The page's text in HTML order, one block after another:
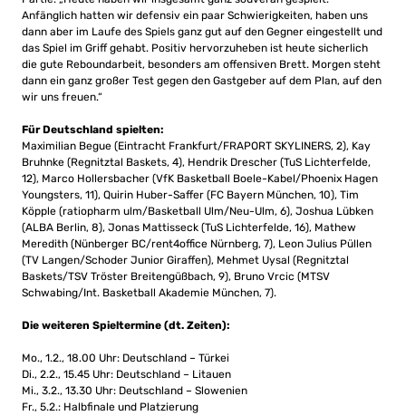
Anfänglich hatten wir defensiv ein paar Schwierigkeiten, haben uns
dann aber im Laufe des Spiels ganz gut auf den Gegner eingestellt und
das Spiel im Griff gehabt. Positiv hervorzuheben ist heute sicherlich
die gute Reboundarbeit, besonders am offensiven Brett. Morgen steht
dann ein ganz großer Test gegen den Gastgeber auf dem Plan, auf den
wir uns freuen.“
Für Deutschland spielten:
Maximilian Begue (Eintracht Frankfurt/FRAPORT SKYLINERS, 2), Kay
Bruhnke (Regnitztal Baskets, 4), Hendrik Drescher (TuS Lichterfelde,
12), Marco Hollersbacher (VfK Basketball Boele-Kabel/Phoenix Hagen
Youngsters, 11), Quirin Huber-Saffer (FC Bayern München, 10), Tim
Köpple (ratiopharm ulm/Basketball Ulm/Neu-Ulm, 6), Joshua Lübken
(ALBA Berlin, 8), Jonas Mattisseck (TuS Lichterfelde, 16), Mathew
Meredith (Nünberger BC/rent4office Nürnberg, 7), Leon Julius Püllen
(TV Langen/Schoder Junior Giraffen), Mehmet Uysal (Regnitztal
Baskets/TSV Tröster Breitengüßbach, 9), Bruno Vrcic (MTSV
Schwabing/Int. Basketball Akademie München, 7).
Die weiteren Spieltermine (dt. Zeiten):
Mo., 1.2., 18.00 Uhr: Deutschland – Türkei
Di., 2.2., 15.45 Uhr: Deutschland – Litauen
Mi., 3.2., 13.30 Uhr: Deutschland – Slowenien
Fr., 5.2.: Halbfinale und Platzierung